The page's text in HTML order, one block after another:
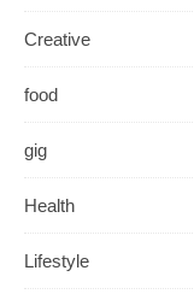
Creative
food
gig
Health
Lifestyle